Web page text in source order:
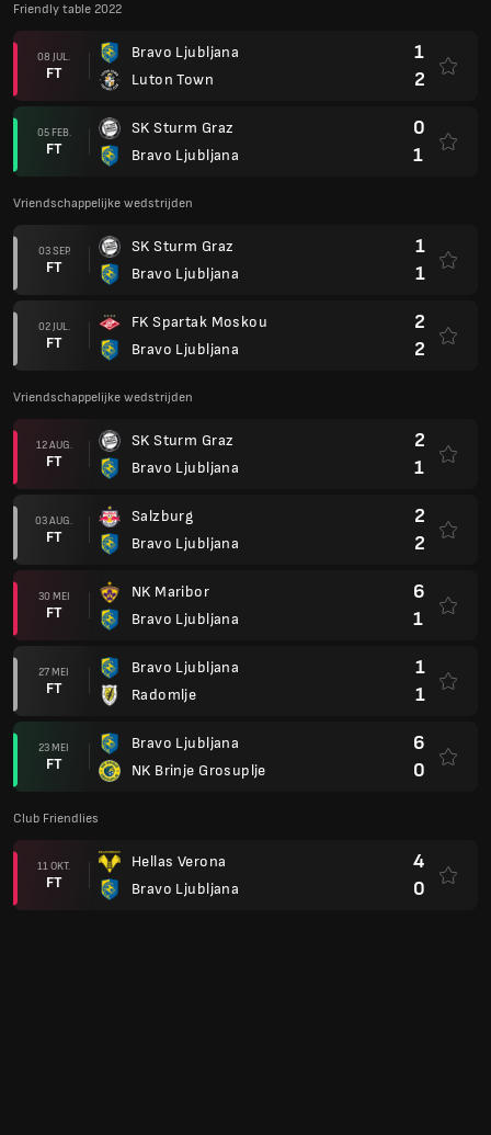
Friendly table 2022
08 JUL.
FT
Bravo Ljubljana
Luton Town
1
2
05 FEB.
FT
SK Sturm Graz
Bravo Ljubljana
0
1
Vriendschappelijke wedstrijden
03 SEP.
FT
SK Sturm Graz
Bravo Ljubljana
1
1
02 JUL.
FT
FK Spartak Moskou
Bravo Ljubljana
2
2
Vriendschappelijke wedstrijden
12 AUG.
FT
SK Sturm Graz
Bravo Ljubljana
2
1
03 AUG.
FT
Salzburg
Bravo Ljubljana
2
2
30 MEI
FT
NK Maribor
Bravo Ljubljana
6
1
27 MEI
FT
Bravo Ljubljana
Radomlje
1
1
23 MEI
FT
Bravo Ljubljana
NK Brinje Grosuplje
6
0
Club Friendlies
11 OKT.
FT
Hellas Verona
Bravo Ljubljana
4
0